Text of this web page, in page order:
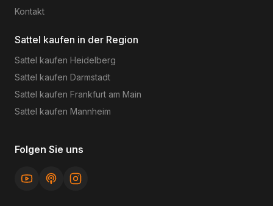
Kontakt
Sattel kaufen in der Region
Sattel kaufen Heidelberg
Sattel kaufen Darmstadt
Sattel kaufen Frankfurt am Main
Sattel kaufen Mannheim
Folgen Sie uns